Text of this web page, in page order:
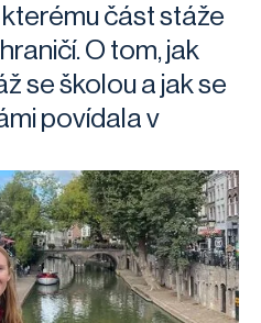
část stáže
O tom, jak
se školou a jak se
povídala v